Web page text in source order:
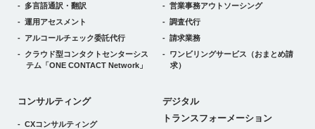
多言語通訳・翻訳
運用アセスメント
アルコールチェック委託代行
クラウド型コンタクトセンターシス
テム 「ONE CONTACT Network」
営業事務アウトソーシング
調査代行
請求業務
ワンビリングサービス （おまとめ請
求）
コンサルティング
CXコンサルティング
デジタルトランスフォーメーション
デジタル
トランスフォーメーション